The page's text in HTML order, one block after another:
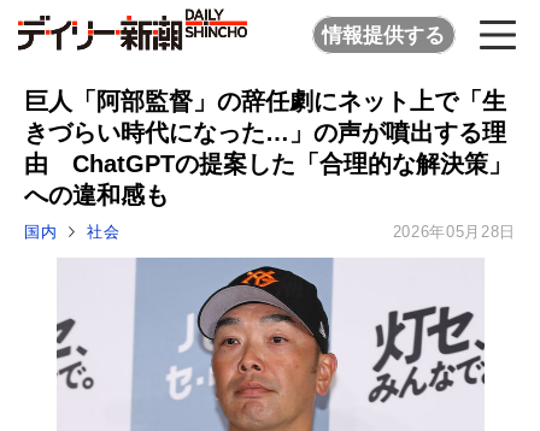
情報提供する
巨人「阿部監督」の辞任劇にネット上で「生
きづらい時代になった…」の声が噴出する理
由 ChatGPTの提案した「合理的な解決策」
への違和感も
国内 社会 2026年05月28日